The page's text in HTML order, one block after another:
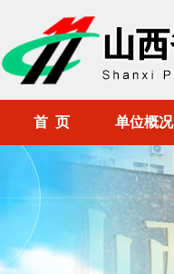
首 页 单位概况